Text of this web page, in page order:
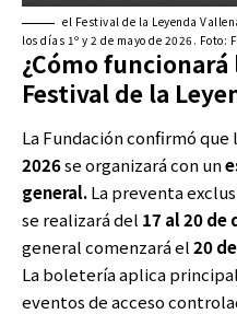
el Festival de la Leyenda
los días 1º y 2 de mayo de 2026. Foto:
¿Cómo
Festival de la
La Fundación confirmó que
2026se organizará con un
general.La preventa
se realizará del 17 al 20 de
general comenzará el20
La boletería aplica
eventos de acceso